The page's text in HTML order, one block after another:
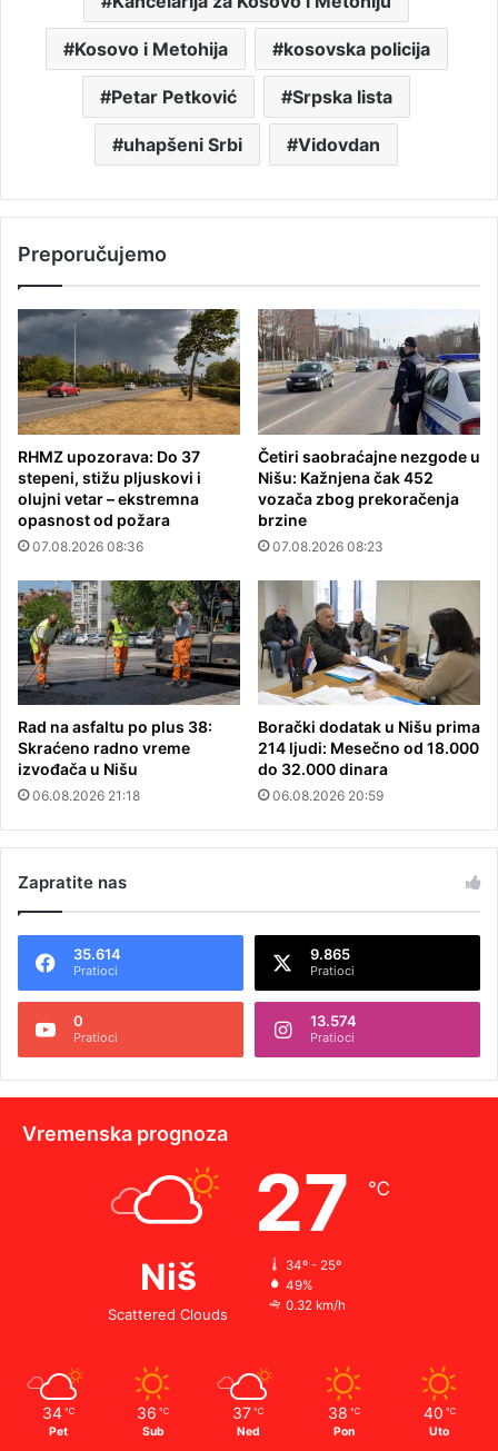
Kosovo i Metohija kosovska policija
Petar Petković Srpska lista
uhapšeni Srbi Vidovdan
Preporučujemo
RHMZ upozorava: Do 37
stepeni, stižu pljuskovi i
olujni vetar – ekstremna
opasnost od požara
07.08.2026 08:36
Četiri saobraćajne nezgode u
Nišu: Kažnjena čak 452
vozača zbog prekoračenja
brzine
07.08.2026 08:23
Rad na asfaltu po plus 38:
Skraćeno radno vreme
izvođača u Nišu
06.08.2026 21:18
Borački dodatak u Nišu prima
214 ljudi: Mesečno od 18.000
do 32.000 dinara
06.08.2026 20:59
Zapratite nas
35.614
Pratioci
9.865
Pratioci
0
Pratioci
13.574
Pratioci
Vremenska prognoza
Niš
Scattered Clouds
27 ℃
34º - 25º
49%
0.32 km/h
34 ℃
Pet
36 ℃
Sub
37 ℃
Ned
38 ℃
Pon
40 ℃
Uto